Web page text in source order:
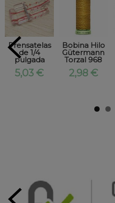
Prensatelas
de 1/4
pulgada
5,03 €
Bobina Hilo
Gütermann
Torzal 968
2,98 €